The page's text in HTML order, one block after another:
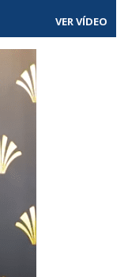
VER VÍDEO